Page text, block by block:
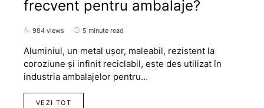
frecvent pentru ambalaje?
984 views 5 minute read
Aluminiul, un metal ușor, maleabil, rezistent la
coroziune și infinit reciclabil, este des utilizat în
industria ambalajelor pentru…
VEZI TOT